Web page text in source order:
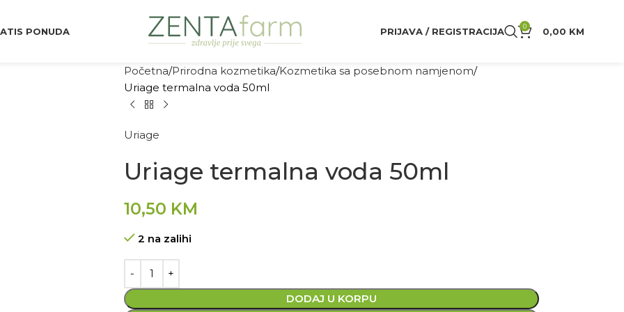
PONUDA PRIJAVA / REGISTRACIJA 0 0,00 KM
Početna Prirodna kozmetika Kozmetika sa posebnom namjenom
Uriage termalna voda 50ml
Uriage
Uriage termalna voda 50ml
10,50 KM
2 na zalihi
DODAJ U KORPU